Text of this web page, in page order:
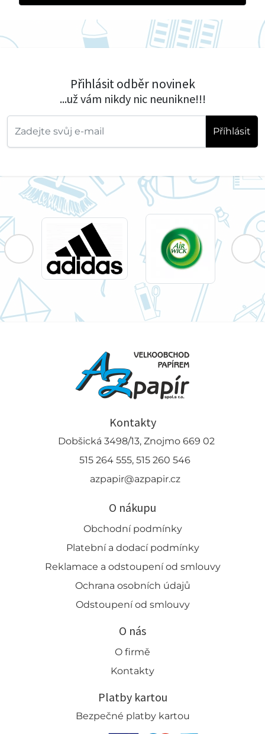
Přihlásit odběr novinek
...už vám nikdy nic neunikne!!!
Příhlásit
Kontakty
Dobšická 3498/13, Znojmo 669 02
515 264 555, 515 260 546
azpapir@azpapir.cz
O nákupu
Obchodní podmínky
Platební a dodací podmínky
Reklamace a odstoupení od smlouvy
Ochrana osobních údajů
Odstoupení od smlouvy
O nás
O firmě
Kontakty
Platby kartou
Bezpečné platby kartou